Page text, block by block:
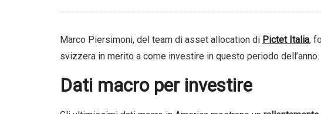
Marco Piersimoni, del team di asset allocation di Pictet Italia,
svizzera in merito a come investire in questo periodo dell’anno.
Dati macro per investire